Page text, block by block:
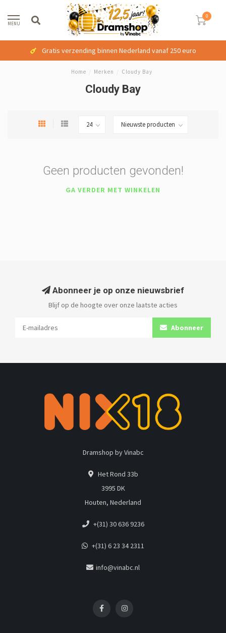
MENU
0
Gratis verzending binnen Nederland vanaf 250 euro
Home Merken Cloudy Bay
Cloudy Bay
Geen producten gevonden!
GA VERDER MET WINKELEN
Abonneer je op onze nieuwsbrief
Blijf op de hoogte over onze laatste acties
Abonneer
Dramshop by Vinabc
Het Rond 33b
3995 DK
Houten, Nederland
+(31) 30 636 9236
+(31) 6 23 34 2311
info@vinabc.nl